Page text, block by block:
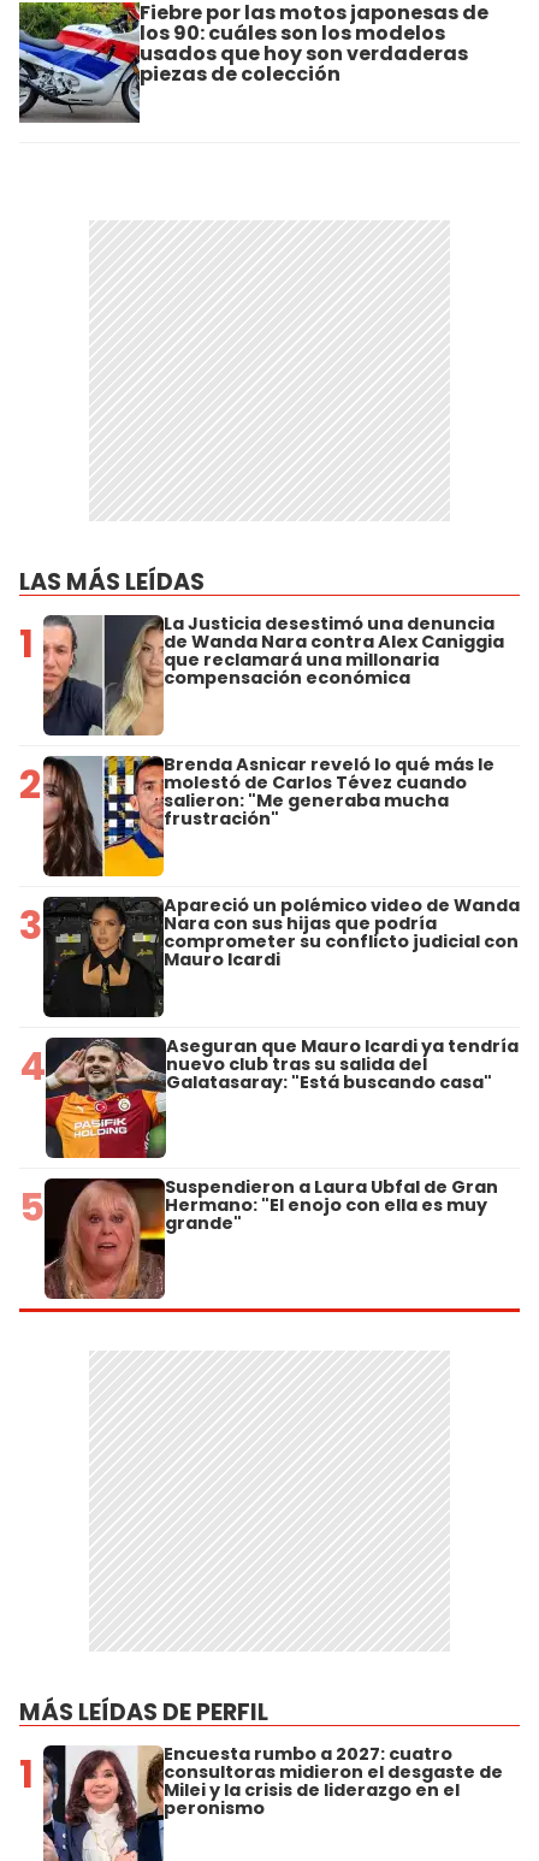
Fiebre por las motos japonesas de
los 90: cuáles son los modelos
usados que hoy son verdaderas
piezas de colección
LAS MÁS LEÍDAS
1 La Justicia desestimó una denuncia
de Wanda Nara contra Alex Caniggia
que reclamará una millonaria
compensación económica
2 Brenda Asnicar reveló lo qué más le
molestó de Carlos Tévez cuando
salieron: "Me generaba mucha
frustración"
3 Apareció un polémico video de Wanda
Nara con sus hijas que podría
comprometer su conflicto judicial con
Mauro Icardi
4 Aseguran que Mauro Icardi ya tendría
nuevo club tras su salida del
Galatasaray: "Está buscando casa"
5 Suspendieron a Laura Ubfal de Gran
Hermano: "El enojo con ella es muy
grande"
MÁS LEÍDAS DE PERFIL
1 Encuesta rumbo a 2027: cuatro
consultoras midieron el desgaste de
Milei y la crisis de liderazgo en el
peronismo